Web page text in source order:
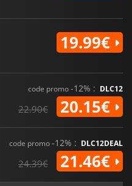
19.99€
code promo-12% : DLC12
22.90€ 20.15€
code promo-12% : DLC12DEAL
24.39€ 21.46€